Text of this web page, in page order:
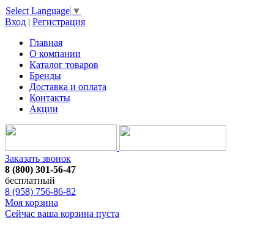
Select Language ▼
Вход | Регистрация
Главная
О компании
Каталог товаров
Бренды
Доставка и оплата
Контакты
Акции
Заказать звонок
8 (800) 301-56-47
бесплатный
8 (958) 756-86-82
Моя корзина
Сейчас ваша корзина пуста